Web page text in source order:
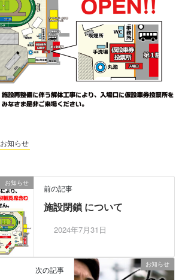
お知らせ
お知らせ
前の記事
施設閉鎖 について
2024年7月31日
お知らせ
次の記事